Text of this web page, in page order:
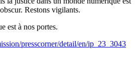
Restons vigilants.
est à nos portes.
presscorner/detail/en/ip_23_3043